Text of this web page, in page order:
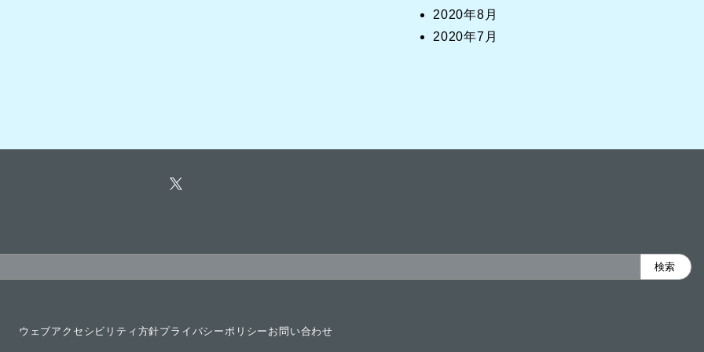
2020年8月
2020年7月
検索
ウェブアクセシビリティ方針プライバシーポリシー お問い合わせ